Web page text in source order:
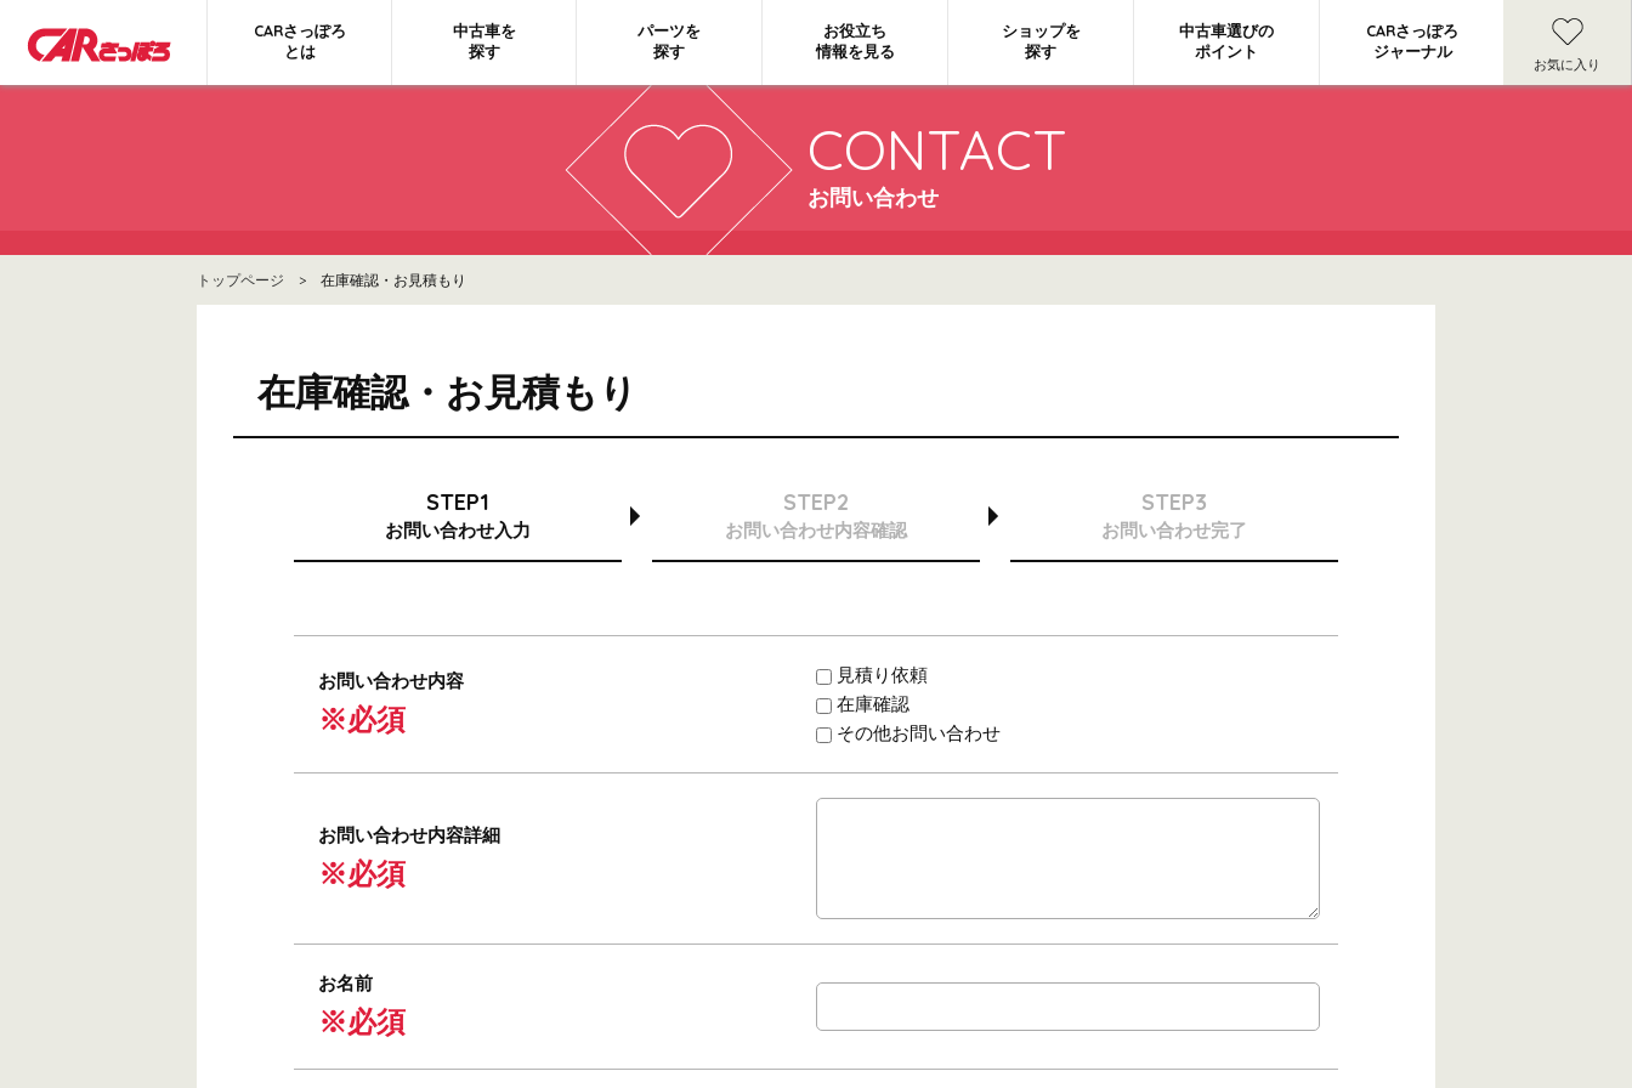
CARさっぽろ
とは
中古車を
探す
パーツを
探す
お役立ち
情報を見る
ショップを
探す
中古車選びの
ポイント
CARさっぽろ
ジャーナル
お気に入り
CONTACT
お問い合わせ
トップページ > 在庫確認・お見積もり
在庫確認・お見積もり
STEP1
お問い合わせ入力
STEP2
お問い合わせ内容確認
STEP3
お問い合わせ完了
お問い合わせ内容
※必須
見積り依頼
在庫確認
その他お問い合わせ
お問い合わせ内容詳細
※必須
お名前
※必須